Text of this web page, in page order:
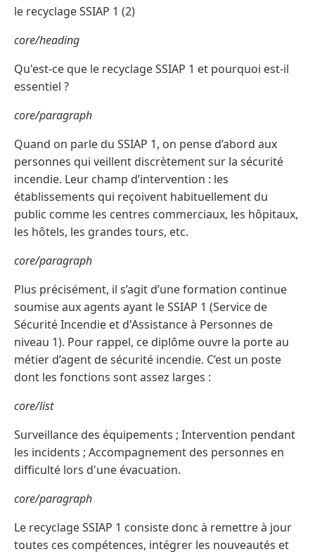
le recyclage SSIAP 1 (2)
core/heading
Qu'est-ce que le recyclage SSIAP 1 et pourquoi est-il
essentiel ?
core/paragraph
Quand on parle du SSIAP 1, on pense d’abord aux
personnes qui veillent discrètement sur la sécurité
incendie. Leur champ d’intervention : les
établissements qui reçoivent habituellement du
public comme les centres commerciaux, les hôpitaux,
les hôtels, les grandes tours, etc.
core/paragraph
Plus précisément, il s’agit d’une formation continue
soumise aux agents ayant le SSIAP 1 (Service de
Sécurité Incendie et d'Assistance à Personnes de
niveau 1). Pour rappel, ce diplôme ouvre la porte au
métier d’agent de sécurité incendie. C’est un poste
dont les fonctions sont assez larges :
core/list
Surveillance des équipements ; Intervention pendant
les incidents ; Accompagnement des personnes en
difficulté lors d'une évacuation.
core/paragraph
Le recyclage SSIAP 1 consiste donc à remettre à jour
toutes ces compétences, intégrer les nouveautés et